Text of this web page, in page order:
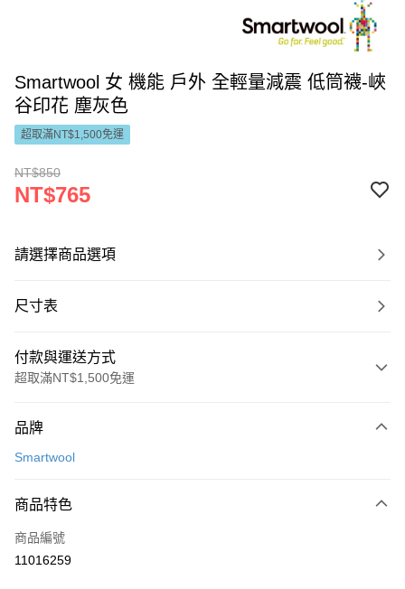
Smartwool 女 機能 戶外 全輕量減震 低筒襪-峽
谷印花 塵灰色
超取滿NT$1,500免運
NT$850
NT$765
請選擇商品選項
尺寸表
付款與運送方式
超取滿NT$1,500免運
信用卡一次付款
Apple Pay
悠遊付
品牌
Smartwool
商品特色
商品編號
11016259